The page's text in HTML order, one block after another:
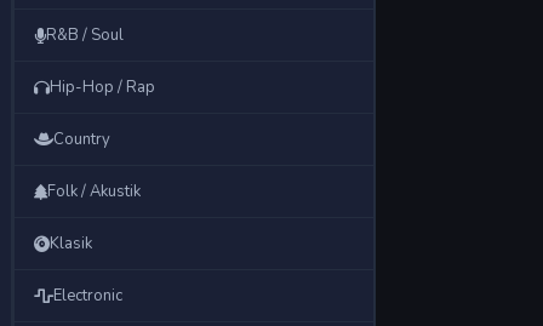
R&B / Soul
Hip-Hop / Rap
Country
Folk / Akustik
Klasik
Electronic